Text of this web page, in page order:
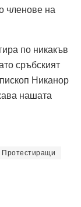
членове на
по никакъв
сръбският
Никанор
нашата
Протестиращи